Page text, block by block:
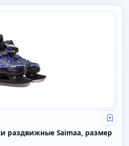
Свой
раздвижные Saimaa, размер